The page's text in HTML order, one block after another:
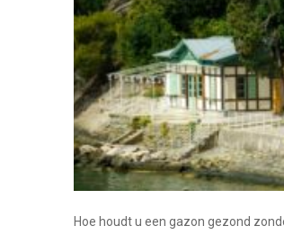
Hoe houdt u een gazon gezond